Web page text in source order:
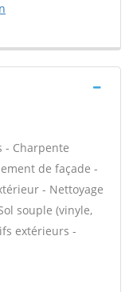
- Charpente
de façade -
- Nettoyage
souple (vinyle,
extérieurs -